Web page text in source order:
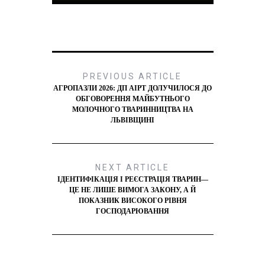
PREVIOUS ARTICLE
АГРОПАЗЛИ 2026: ДП АІРТ ДОЛУЧИЛОСЯ ДО
ОБГОВОРЕННЯ МАЙБУТНЬОГО
МОЛОЧНОГО ТВАРИННИЦТВА НА
ЛЬВІВЩИНІ
NEXT ARTICLE
ІДЕНТИФІКАЦІЯ І РЕЄСТРАЦІЯ ТВАРИН—
ЦЕ НЕ ЛИШЕ ВИМОГА ЗАКОНУ, А Й
ПОКАЗНИК ВИСОКОГО РІВНЯ
ГОСПОДАРЮВАННЯ